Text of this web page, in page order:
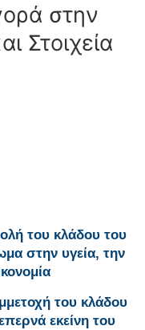
στην
Στοιχεία
του κλάδου του
στην υγεία, την
του κλάδου
εκείνη του